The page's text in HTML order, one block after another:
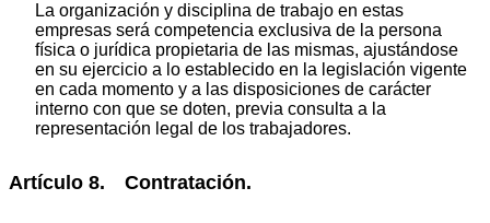
La organización y disciplina de trabajo en estas
empresas será competencia exclusiva de la persona
física o jurídica propietaria de las mismas, ajustándose
en su ejercicio a lo establecido en la legislación vigente
en cada momento y a las disposiciones de carácter
interno con que se doten, previa consulta a la
representación legal de los trabajadores.
Artículo 8. Contratación.